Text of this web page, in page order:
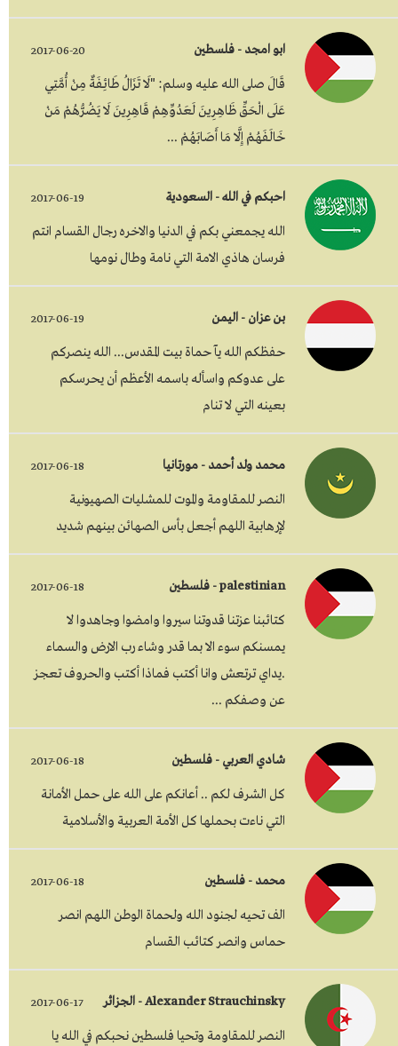
ابو امجد - فلسطين 2017-06-20
قَالَ صلى الله عليه وسلم: "لَا تَزَالُ طَائِفَةٌ مِنْ أُمَّتِي
عَلَى الْحَقِّ ظَاهِرِينَ لَعَدُوِّهِمْ قَاهِرِينَ لَا يَضُرُّهُمْ مَنْ
خَالَفَهُمْ إِلَّا مَا أَصَابَهُمْ ...
احبكم في الله - السعودية 2017-06-19
الله يجمعني بكم في الدنيا والاخره رجال القسام انتم
فرسان هاذي الامة التي نامة وطال نومها
بن عزان - اليمن 2017-06-19
حفظكم الله يآ حماة بيت المقدس... الله ينصركم
على عدوكم واسأله باسمه الأعظم أن يحرسكم
بعينه التي لا تنام
محمد ولد أحمد - مورتانيا 2017-06-18
النصر للمقاومة والموت للمشليات الصهيونية
لإرهابية اللهم أجعل بأس الصهائن بينهم شديد
palestinian - فلسطين 2017-06-18
كتائبنا عزتنا قدوتنا سيروا وامضوا وجاهدوا لا
يمسنكم سوء الا بما قدر وشاء رب الارض والسماء
.يداي ترتعش وانا أكتب فماذا أكتب والحروف تعجز
عن وصفكم ...
شادي العربي - فلسطين 2017-06-18
كل الشرف لكم .. أعانكم على الله على حمل الأمانة
التي ناءت بحملها كل الأمة العربية والأسلامية
محمد - فلسطين 2017-06-18
الف تحيه لجنود الله ولحماة الوطن اللهم انصر
حماس وانصر كتائب القسام
Alexander Strauchinsky - الجزائر 2017-06-17
النصر للمقاومة وتحيا فلسطين نحبكم في الله يا